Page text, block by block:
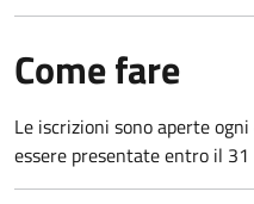
Come fare
Le iscrizioni sono aperte
essere presentate entro il